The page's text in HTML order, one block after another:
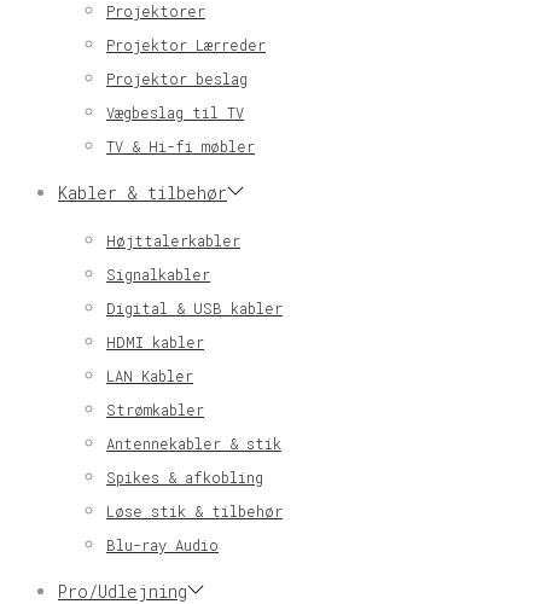
Projektorer
Projektor Lærreder
Projektor beslag
Vægbeslag til TV
TV & Hi-fi møbler
Kabler & tilbehør
Højttalerkabler
Signalkabler
Digital & USB kabler
HDMI kabler
LAN Kabler
Strømkabler
Antennekabler & stik
Spikes & afkobling
Løse stik & tilbehør
Blu-ray Audio
Pro/Udlejning